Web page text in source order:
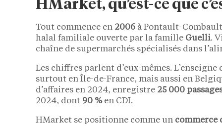
HMarket, qu’est-ce que
Tout commence en 2006 à Pontault-
halal familiale ouverte par la famille Guelli.
chaîne de supermarchés spécialisés dans
Les chiffres parlent d’eux-mêmes.
surtout en Île-de-France, mais aussi en
d’affaires en 2024, enregistre 25 000
2024, dont 90 %en CDI.
HMarket se positionne comme un commerce